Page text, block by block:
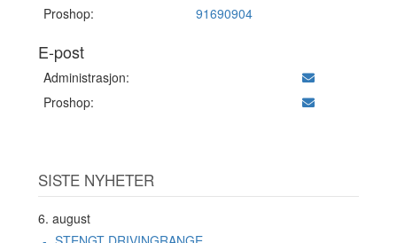
Proshop: 91690904
E-post
Administrasjon:
Proshop:
SISTE NYHETER
6. august